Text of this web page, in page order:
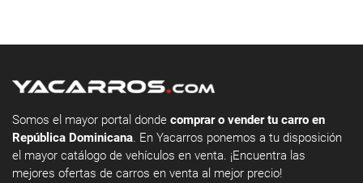
Somos el mayor portal donde comprar o vender tu carro en
República Dominicana. En Yacarros ponemos a tu disposición
el mayor catálogo de vehículos en venta. ¡Encuentra las
mejores ofertas de carros en venta al mejor precio!